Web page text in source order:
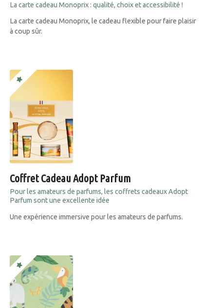
La carte cadeau Monoprix : qualité, choix et accessibilité !
La carte cadeau Monoprix, le cadeau flexible pour faire plaisir
à coup sûr.
Coffret Cadeau Adopt Parfum
Pour les amateurs de parfums, les coffrets cadeaux Adopt
Parfum sont une excellente idée
Une expérience immersive pour les amateurs de parfums.